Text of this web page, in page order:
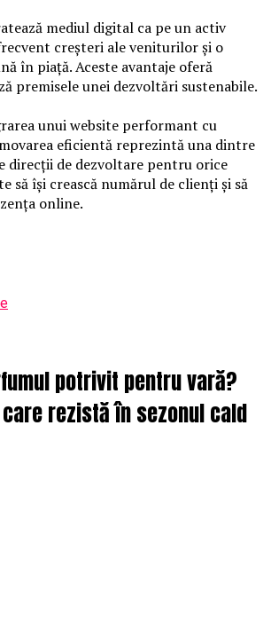
mediul digital ca pe un activ
creșteri ale veniturilor și o
în piață. Aceste avantaje oferă
premisele unei dezvoltări sustenabile.
unui website performant cu
eficientă reprezintă una dintre
direcții de dezvoltare pentru orice
să își crească numărul de clienți și să
online.
potrivit pentru vară?
rezistă în sezonul cald